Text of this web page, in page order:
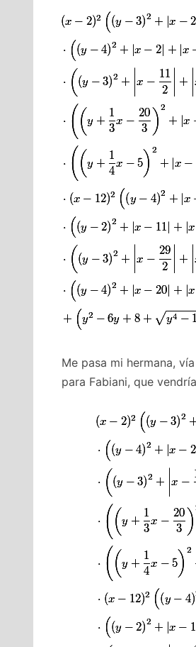
Me pasa mi hermana,
para Fabiani, que